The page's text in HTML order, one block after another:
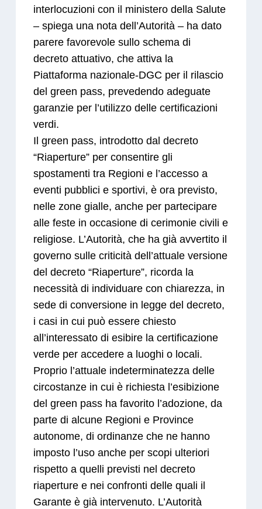
interlocuzioni con il ministero della Salute
– spiega una nota dell’Autorità – ha dato
parere favorevole sullo schema di
decreto attuativo, che attiva la
Piattaforma nazionale-DGC per il rilascio
del green pass, prevedendo adeguate
garanzie per l’utilizzo delle certificazioni
verdi.
Il green pass, introdotto dal decreto
“Riaperture” per consentire gli
spostamenti tra Regioni e l’accesso a
eventi pubblici e sportivi, è ora previsto,
nelle zone gialle, anche per partecipare
alle feste in occasione di cerimonie civili e
religiose. L’Autorità, che ha già avvertito il
governo sulle criticità dell’attuale versione
del decreto “Riaperture”, ricorda la
necessità di individuare con chiarezza, in
sede di conversione in legge del decreto,
i casi in cui può essere chiesto
all’interessato di esibire la certificazione
verde per accedere a luoghi o locali.
Proprio l’attuale indeterminatezza delle
circostanze in cui è richiesta l’esibizione
del green pass ha favorito l’adozione, da
parte di alcune Regioni e Province
autonome, di ordinanze che ne hanno
imposto l’uso anche per scopi ulteriori
rispetto a quelli previsti nel decreto
riaperture e nei confronti delle quali il
Garante è già intervenuto. L’Autorità